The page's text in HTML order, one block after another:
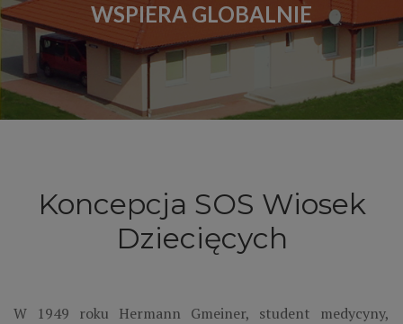
WSPIERA GLOBALNIE
Koncepcja SOS Wiosek
Dziecięcych
W 1949 roku Hermann Gmeiner, student medycyny,